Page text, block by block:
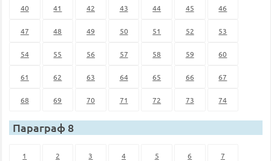
40 41 42 43 44 45 46
47 48 49 50 51 52 53
54 55 56 57 58 59 60
61 62 63 64 65 66 67
68 69 70 71 72 73 74
Параграф 8
1 2 3 4 5 6 7